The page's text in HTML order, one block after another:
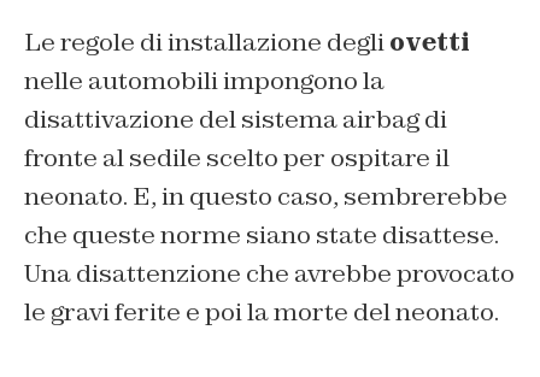
Le regole di installazione degliovetti
nelle automobili impongono la
disattivazione del sistema airbag di
fronte al sedile scelto per ospitare il
neonato. E, in questo caso, sembrerebbe
che queste norme siano state disattese.
Una disattenzione che avrebbe provocato
le gravi ferite e poi la morte del neonato.